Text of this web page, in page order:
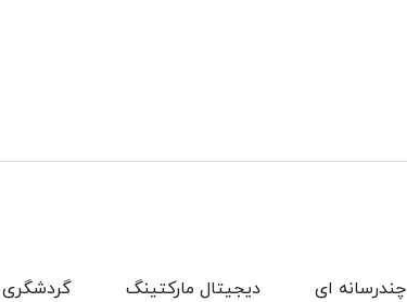
گردشگری دیجیتال مارکتینگ چندرسانه ای